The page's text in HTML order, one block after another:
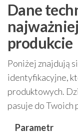
Dane
produkcie
Poniżej znajdują
identyfikacyjne,
produktowych.
pasuje do Twoich
Parametr